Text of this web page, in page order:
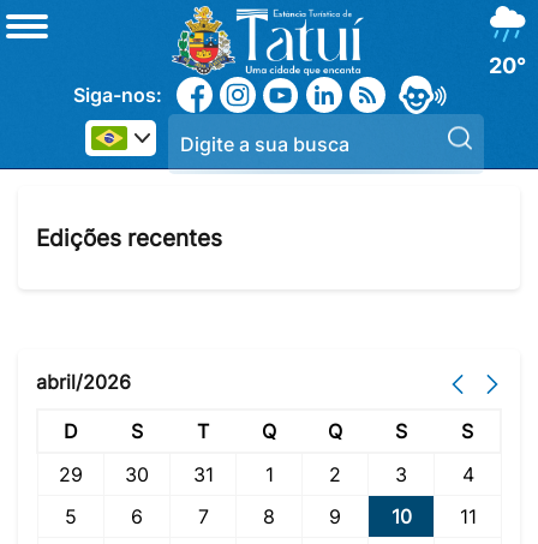
20°
Siga-nos:
Edições recentes
abril/2026
D S T Q Q S
S
29
30 31 1 2 3
4
5
6 7 8 9 10
11